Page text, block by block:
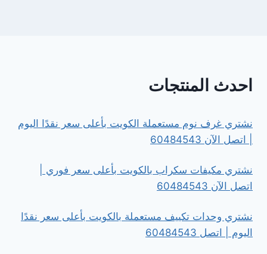
احدث المنتجات
نشتري غرف نوم مستعملة الكويت بأعلى سعر نقدًا اليوم
| اتصل الآن 60484543
نشتري مكيفات سكراب بالكويت بأعلى سعر فوري |
اتصل الآن 60484543
نشتري وحدات تكييف مستعملة بالكويت بأعلى سعر نقدًا
اليوم | اتصل 60484543